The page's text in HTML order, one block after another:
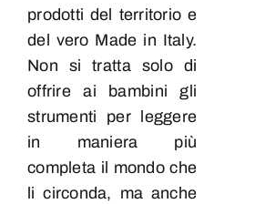
prodotti del territorio e
del vero Made in Italy.
Non si tratta solo di
offrire ai bambini gli
strumenti per leggere
in maniera più
completa il mondo che
li circonda, ma anche